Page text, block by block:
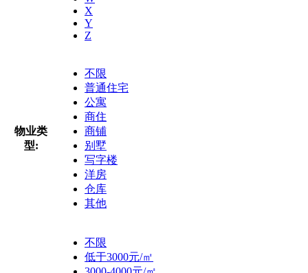
X
Y
Z
物业类
型:
不限
普通住宅
公寓
商住
商铺
别墅
写字楼
洋房
仓库
其他
不限
低于3000元/㎡